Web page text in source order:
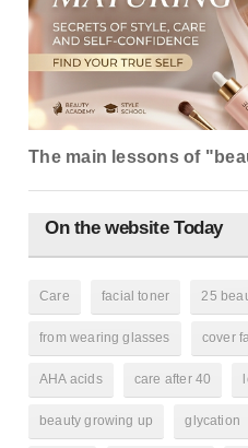
The main lessons of
On the website Today
Care facial toner 25
from wearing glasses cover
AHA acids care after 40
beauty growing up glycation